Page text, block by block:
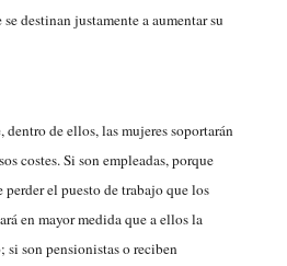
destinan justamente a aumentar su
dentro de ellos, las mujeres soportarán
costes. Si son empleadas, porque
el puesto de trabajo que los
en mayor medida que a ellos la
si son pensionistas o reciben